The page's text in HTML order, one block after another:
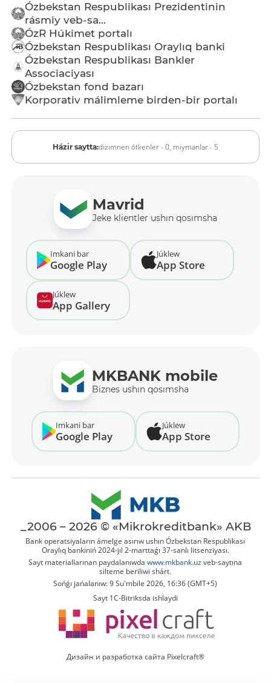
Ózbekstan Respublikası Prezidentinin
rásmiy veb-sa...
ÓzR Húkimet portalı
Ózbekstan Respublikası Oraylıq banki
Ózbekstan Respublikası Bankler
Associaciyası
Ózbekstan fond bazarı
Korporativ málimleme birden-bir portalı
Házir saytta:dizimnen ótkenler - 0, miymanlar - 5
Mavrid
Jeke klientler ushın qosımsha
Imkani bar
Google Play
Júklew
App Store
Júklew
App Gallery
MKBANK mobile
Biznes ushın qosımsha
Imkani bar
Google Play
Júklew
App Store
_2006 – 2026 © «Mikrokreditbank» AKB
Bank operatsiyaların ámelge asırıw ushın Ózbekstan Respublikası
Oraylıq bankiniń 2024-jıl 2-marttaǵı 37-sanlı litsenziyası.
Sayt materiallarınan paydalanıwdawww.mkbank.uzveb-saytına
silteme beriliwi shárt.
Sońǵı jańalanıw: 9 Su'mbile 2026, 16:36 (GMT+5)
Sayt 1C-Bitriksda ishlaydi
Дизайн и разработка сайта Pixelcraft®